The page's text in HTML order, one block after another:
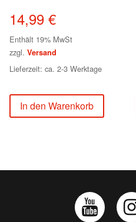
14,99 €
Enthält 19% MwSt
zzgl. Versand
Lieferzeit: ca. 2-3 Werktage
In den Warenkorb